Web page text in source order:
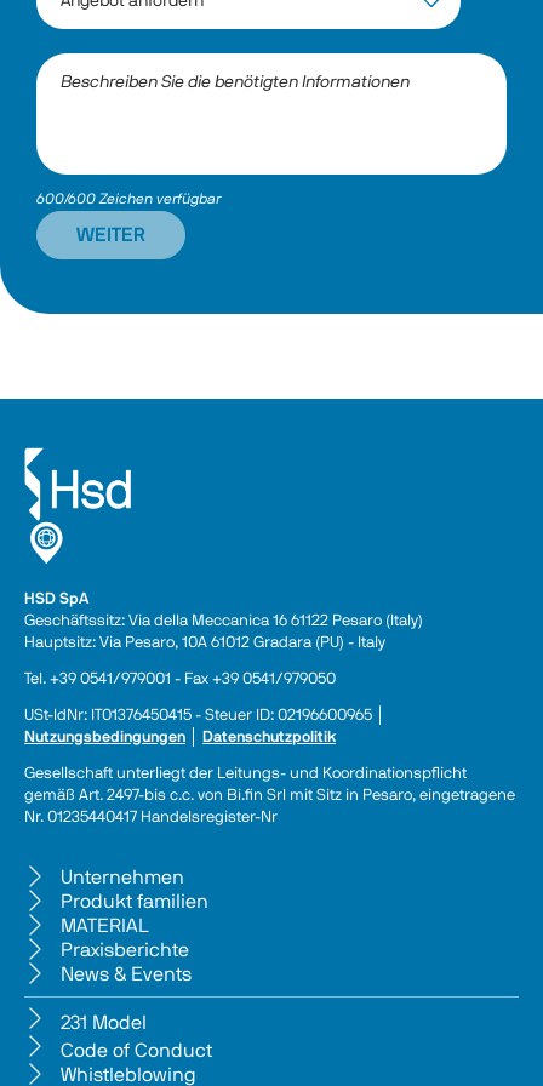
600/600 Zeichen verfügbar
WEITER
HSD SpA
Geschäftssitz: Via della Meccanica 16 61122 Pesaro (Italy)
Hauptsitz: Via Pesaro, 10A 61012 Gradara (PU) - Italy
Tel. +39 0541/979001 - Fax +39 0541/979050
USt-IdNr: IT01376450415 - Steuer ID: 02196600965 │
Nutzungsbedingungen
Datenschutzpolitik
Gesellschaft unterliegt der Leitungs- und Koordinationspflicht
gemäß Art. 2497-bis c.c. von Bi.fin Srl mit Sitz in Pesaro, eingetragene
Nr. 01235440417 Handelsregister-Nr
Unternehmen
Produkt familien
MATERIAL
Praxisberichte
News & Events
231 Model
Code of Conduct
Whistleblowing